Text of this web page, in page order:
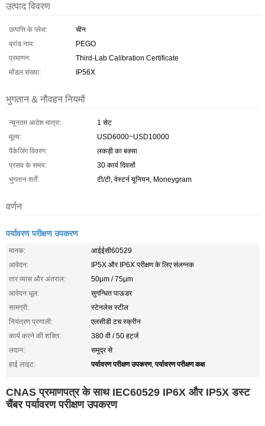
उत्पाद विवरण
उत्पत्ति के प्लेस:
चीन
ब्रांड नाम:
PEGO
प्रमाणन:
Third-Lab Calibration Certificate
मॉडल संख्या:
IP56X
भुगतान & नौवहन नियमों
न्यूनतम आदेश मात्रा:
1 सेट
मूल्य:
USD6000~USD10000
पैकेजिंग विवरण:
लकड़ी का बक्सा
प्रसव के समय:
30 कार्य दिवसों
भुगतान शर्तें:
टी/टी, वेस्टर्न यूनियन, Moneygram
वर्णन
पर्यावरण परीक्षण उपकरण
मानक:
आईईसी60529
आवेदन:
IP5X और IP6X परीक्षण के लिए संलग्नक
तार व्यास और अंतराल:
50μm / 75μm
आवेदन धूल:
सुगन्धित पाऊडर
सामग्री:
स्टेनलेस स्टील
नियंत्रण प्रणाली:
एलसीडी टच स्क्रीन
कार्य करने की शक्ति:
380 वी / 50 हर्ट्ज
लदान:
समुद्र से
हाई लाइट:
पर्यावरण परीक्षण उपकरण,पर्यावरण परीक्षण कक्ष
CNAS प्रमाणपत्र के साथ IEC60529 IP6X और IP5X डस्ट
चैंबर पर्यावरण परीक्षण उपकरण